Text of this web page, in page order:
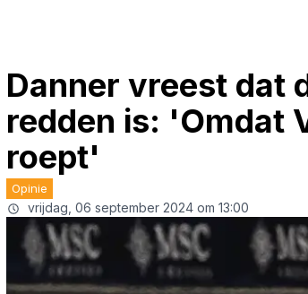
Danner vreest dat
redden is: 'Omdat
roept'
Opinie
vrijdag, 06 september 2024 om 13:00